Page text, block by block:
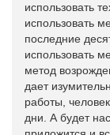
использовать
использовать
последние
использовать
метод
дает
работы,
дни. А будет